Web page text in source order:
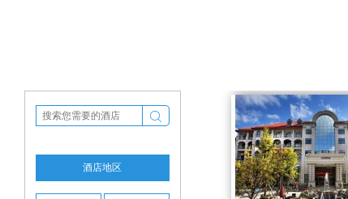

酒店地区